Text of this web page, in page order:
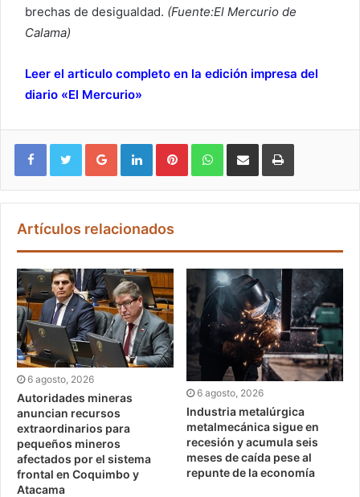
brechas de desigualdad. (Fuente:El Mercurio de
Calama)
Leer el articulo completo en la edición impresa del
diario «El Mercurio»
Google+ LinkedIn Pinterest WhatsApp
Artículos relacionados
6 agosto, 2026
Autoridades mineras
anuncian recursos
extraordinarios para
pequeños mineros
afectados por el sistema
frontal en Coquimbo y
Atacama
6 agosto, 2026
Industria metalúrgica
metalmecánica sigue en
recesión y acumula seis
meses de caída pese al
repunte de la economía